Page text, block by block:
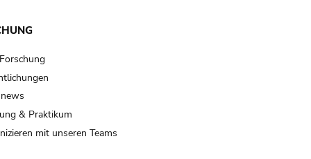
& Praktikum
mit unseren Teams